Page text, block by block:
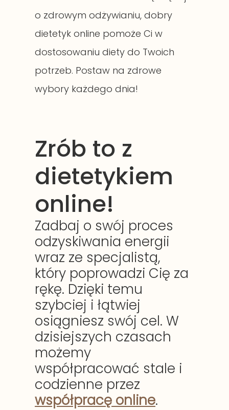
o zdrowym odżywianiu, dobry
dietetyk online pomoże Ci w
dostosowaniu diety do Twoich
potrzeb. Postaw na zdrowe
wybory każdego dnia!
Zrób to z
dietetykiem
online!
Zadbaj o swój proces
odzyskiwania energii
wraz ze specjalistą,
który poprowadzi Cię za
rękę. Dzięki temu
szybciej i łątwiej
osiągniesz swój cel. W
dzisiejszych czasach
możemy
współpracować stale i
codzienne przez
współpracę online.